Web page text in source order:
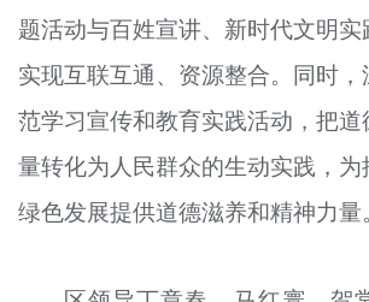
题活动与百姓宣讲、新时代文明
实现互联互通、资源整合。同时
范学习宣传和教育实践活动，把道
量转化为人民群众的生动实践，
绿色发展提供道德滋养和精神力量。